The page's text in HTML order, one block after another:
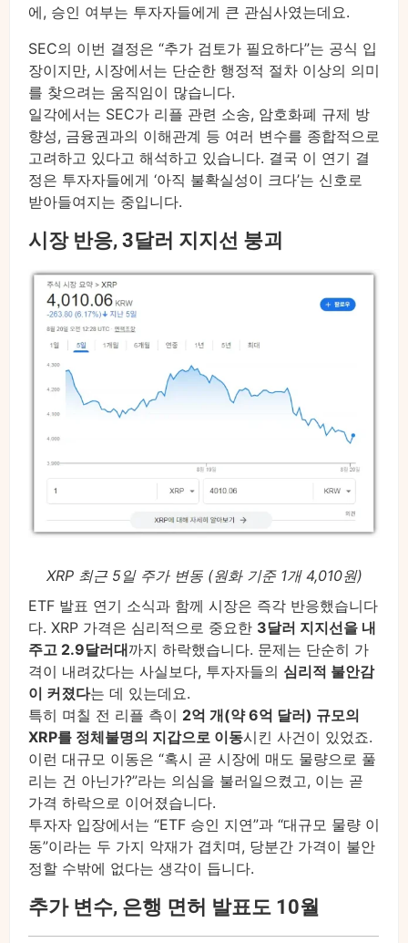
에, 승인 여부는 투자자들에게 큰 관심사였는데요.
SEC의 이번 결정은 “추가 검토가 필요하다”는 공식 입
장이지만, 시장에서는 단순한 행정적 절차 이상의 의미
를 찾으려는 움직임이 많습니다.
일각에서는 SEC가 리플 관련 소송, 암호화폐 규제 방
향성, 금융권과의 이해관계 등 여러 변수를 종합적으로
고려하고 있다고 해석하고 있습니다. 결국 이 연기 결
정은 투자자들에게 ‘아직 불확실성이 크다’는 신호로
받아들여지는 중입니다.
시장 반응, 3달러 지지선 붕괴
XRP 최근 5일 주가 변동 (원화 기준 1개 4,010원)
ETF 발표 연기 소식과 함께 시장은 즉각 반응했습니다
다. XRP 가격은 심리적으로 중요한 3달러 지지선을 내
주고 2.9달러대까지 하락했습니다. 문제는 단순히 가
격이 내려갔다는 사실보다, 투자자들의 심리적 불안감
이 커졌다는 데 있는데요.
특히 며칠 전 리플 측이 2억 개(약 6억 달러) 규모의
XRP를 정체불명의 지갑으로 이동시킨 사건이 있었죠.
이런 대규모 이동은 “혹시 곧 시장에 매도 물량으로 풀
리는 건 아닌가?”라는 의심을 불러일으켰고, 이는 곧
가격 하락으로 이어졌습니다.
투자자 입장에서는 “ETF 승인 지연”과 “대규모 물량 이
동”이라는 두 가지 악재가 겹치며, 당분간 가격이 불안
정할 수밖에 없다는 생각이 듭니다.
추가 변수, 은행 면허 발표도 10월